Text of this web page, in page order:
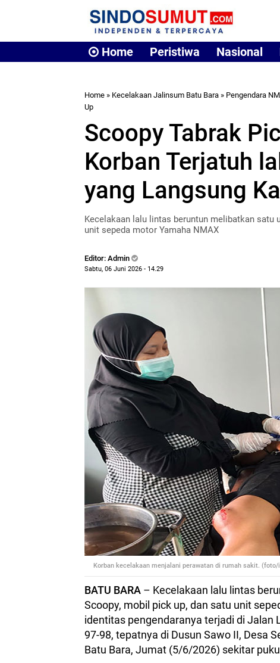
Home Peristiwa Nasional
Home » Kecelakaan Jalinsum Batu Bara » Pengendara
Up
Scoopy Tabrak
Korban Terjatuh
yang Langsung
Kecelakaan lalu lintas beruntun melibatkan
unit sepeda motor Yamaha NMAX
Editor: Admin
Sabtu, 06 Juni 2026 - 14.29
Korban kecelakaan menjalani perawatan di rumah sakit. (foto/
BATU BARA – Kecelakaan lalu lintas
Scoopy, mobil pick up, dan satu unit
identitas pengendaranya terjadi di
97-98, tepatnya di Dusun Sawo II, Desa
Batu Bara, Jumat (5/6/2026) sekitar